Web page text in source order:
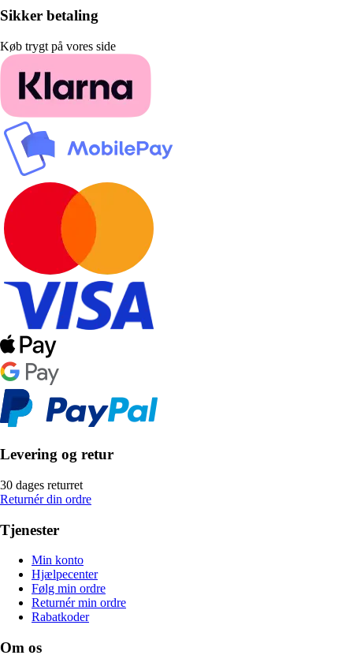
Sikker betaling
Køb trygt på vores side
Levering og retur
30 dages returret
Returnér din ordre
Tjenester
Min konto
Hjælpecenter
Følg min ordre
Returnér min ordre
Rabatkoder
Om os